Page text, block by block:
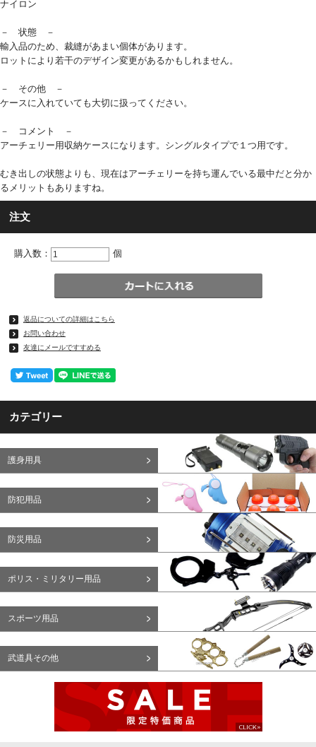
ナイロン
－ 状態 －
輸入品のため、裁縫があまい個体があります。
ロットにより若干のデザイン変更があるかもしれません。
－ その他 －
ケースに入れていても大切に扱ってください。
－ コメント －
アーチェリー用収納ケースになります。シングルタイプで１つ用です。
むき出しの状態よりも、現在はアーチェリーを持ち運んでいる最中だと分か
るメリットもありますね。
注文
購入数： 個
返品についての詳細はこちら
お問い合わせ
友達にメールですすめる
カテゴリー
護身用具
防犯用品
防災用品
ポリス・ミリタリー用品
スポーツ用品
武道具その他